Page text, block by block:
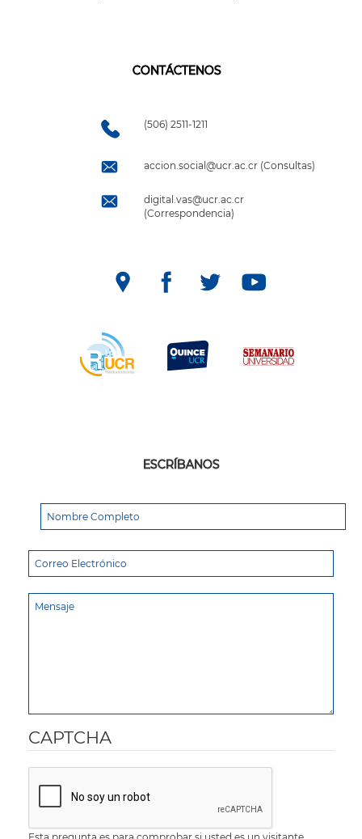
CONTÁCTENOS
(506) 2511-1211
accion.social@ucr.ac.cr (Consultas)
digital.vas@ucr.ac.cr
(Correspondencia)
ESCRÍBANOS
CAPTCHA